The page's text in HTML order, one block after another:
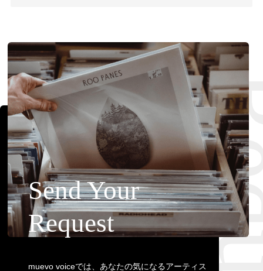
Send Your
Request
muevo voiceでは、あなたの気になるアーティス